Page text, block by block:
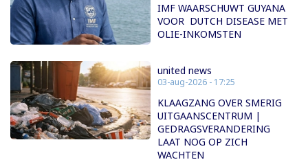
IMF WAARSCHUWT GUYANA
VOOR DUTCH DISEASE MET
OLIE-INKOMSTEN
united news
03-aug-2026 - 17:25
KLAAGZANG OVER SMERIG
UITGAANSCENTRUM |
GEDRAGSVERANDERING
LAAT NOG OP ZICH
WACHTEN